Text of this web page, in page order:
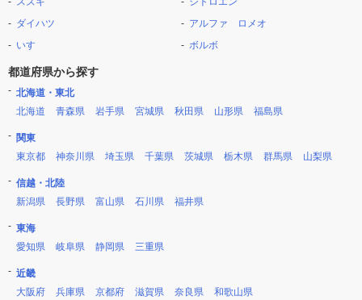
ダイハツ
いすゞ
アルファ ロメオ
ボルボ
都道府県から探す
北海道・東北
北海道
青森県 岩手県 宮城県 秋田県 山形県 福島県
関東
東京都
神奈川県 埼玉県 千葉県 茨城県 栃木県 群馬県 山梨県
信越・北陸
新潟県
長野県 富山県 石川県 福井県
東海
愛知県
岐阜県 静岡県 三重県
近畿
大阪府
兵庫県 京都府 滋賀県 奈良県 和歌山県